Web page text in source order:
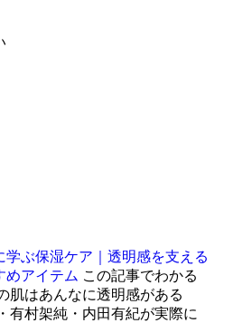
学ぶ保湿ケア｜透明感を支える
めアイテム この記事でわかる
肌はあんなに透明感がある
有村架純・内田有紀が実際に